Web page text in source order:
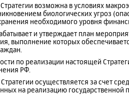
возможна в условиях
биологических угроз
необходимого уровня
и утверждает план
выполнение которых
по реализации настоящей
РФ.
осуществляется за счет
на реализацию